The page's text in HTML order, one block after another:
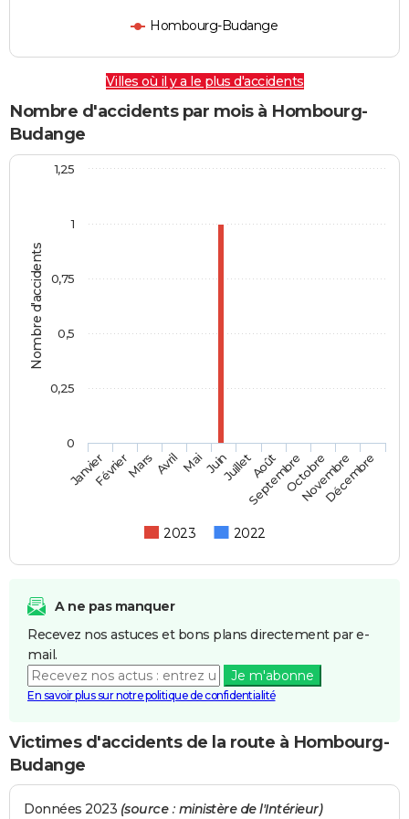
Hombourg-Budange
Villes où il y a le plus d'accidents
Nombre d'accidents par mois à Hombourg-
Budange
Nombre d'accidents
2023 2022
JanvierFévrierMars AvrilMaiJuinJuilletAoût
SeptembreOctobre
Novembre
Décembre
0
1
0,25
0,5
0,75
1,25
A ne pas manquer
Recevez nos astuces et bons plans directement par e-
mail.
Je m'abonne
En savoir plus sur notre politique de confidentialité
Victimes d'accidents de la route à Hombourg-
Budange
Données 2023 (source : ministère de l'Intérieur)